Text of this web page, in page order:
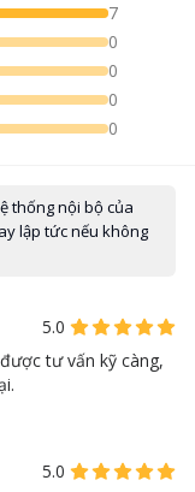
7
0
0
0
0
thống nội bộ của
lập tức nếu không
5.0
tư vấn kỹ càng,
5.0